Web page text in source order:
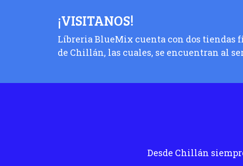
¡VISITANOS!
Líbreria BlueMix cuenta con dos tiendas
de Chillán, las cuales, se encuentran al
Desde Chillán